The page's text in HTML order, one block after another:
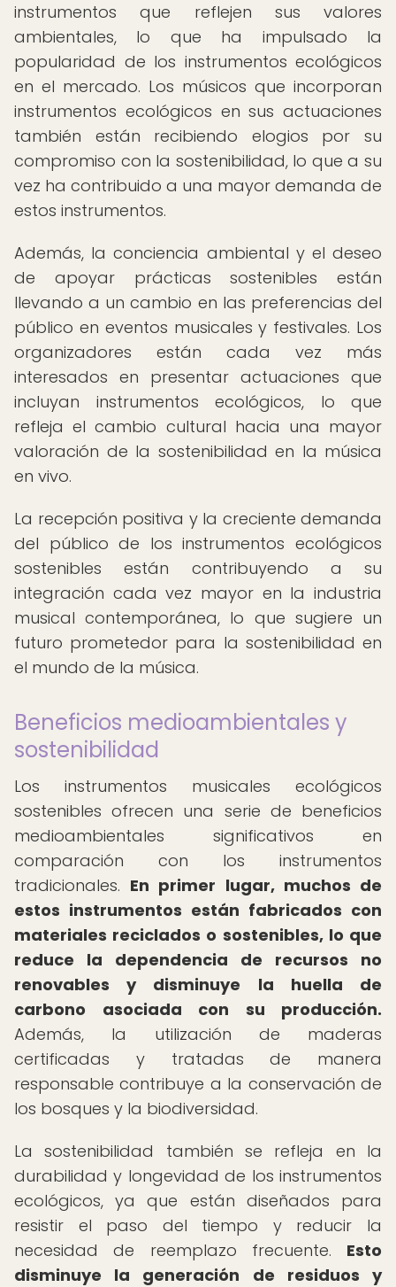
instrumentos que reflejen sus valores
ambientales, lo que ha impulsado la
popularidad de los instrumentos ecológicos
en el mercado. Los músicos que incorporan
instrumentos ecológicos en sus actuaciones
también están recibiendo elogios por su
compromiso con la sostenibilidad, lo que a su
vez ha contribuido a una mayor demanda de
estos instrumentos.
Además, la conciencia ambiental y el deseo
de apoyar prácticas sostenibles están
llevando a un cambio en las preferencias del
público en eventos musicales y festivales. Los
organizadores están cada vez más
interesados en presentar actuaciones que
incluyan instrumentos ecológicos, lo que
refleja el cambio cultural hacia una mayor
valoración de la sostenibilidad en la música
en vivo.
La recepción positiva y la creciente demanda
del público de los instrumentos ecológicos
sostenibles están contribuyendo a su
integración cada vez mayor en la industria
musical contemporánea, lo que sugiere un
futuro prometedor para la sostenibilidad en
el mundo de la música.
Beneficios medioambientales y
sostenibilidad
Los instrumentos musicales ecológicos
sostenibles ofrecen una serie de beneficios
medioambientales significativos en
comparación con los instrumentos
tradicionales. En primer lugar, muchos de
estos instrumentos están fabricados con
materiales reciclados o sostenibles, lo que
reduce la dependencia de recursos no
renovables y disminuye la huella de
carbono asociada con su producción.
Además, la utilización de maderas
certificadas y tratadas de manera
responsable contribuye a la conservación de
los bosques y la biodiversidad.
La sostenibilidad también se refleja en la
durabilidad y longevidad de los instrumentos
ecológicos, ya que están diseñados para
resistir el paso del tiempo y reducir la
necesidad de reemplazo frecuente. Esto
disminuye la generación de residuos y